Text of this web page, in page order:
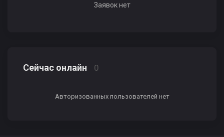
Заявок нет
Сейчас онлайн 0
Авторизованных пользователей нет